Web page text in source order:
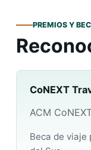
PREMIOS Y
CoNEXT
ACM
Beca de viaje